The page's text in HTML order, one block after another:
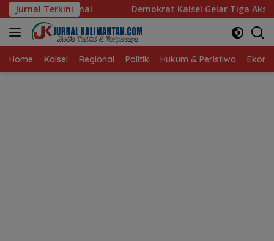
Langsung
ke
konten
Jurnal Terkini
Demokrat Kalsel Gelar Tiga Aksi untuk Rakyat
Home Kalsel Regional Politik Hukum & Peristiwa